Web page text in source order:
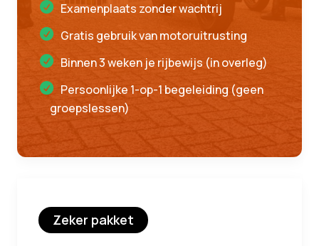
Examenplaats zonder wachtrij
Gratis gebruik van motoruitrusting
Binnen 3 weken je rijbewijs (in overleg)
Persoonlijke 1-op-1 begeleiding (geen
groepslessen)
Zeker pakket